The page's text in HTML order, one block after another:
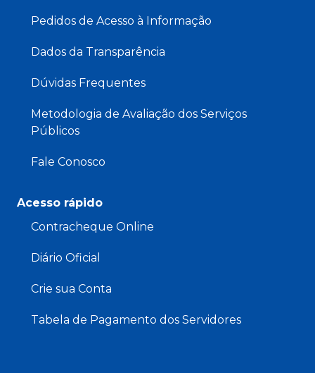
Pedidos de Acesso à Informação
Dados da Transparência
Dúvidas Frequentes
Metodologia de Avaliação dos Serviços
Públicos
Fale Conosco
Acesso rápido
Contracheque Online
Diário Oficial
Crie sua Conta
Tabela de Pagamento dos Servidores